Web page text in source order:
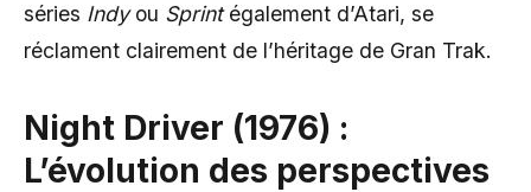
séries Indyou Sprint également d’Atari, se
réclament clairement de l’héritage de Gran Trak.
Night Driver (1976) :
L’évolution des perspectives